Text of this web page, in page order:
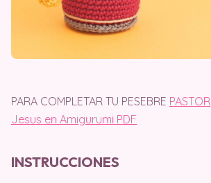
PARA COMPLETAR TU PESEBRE PASTOR
Jesus en Amigurumi PDF
INSTRUCCIONES